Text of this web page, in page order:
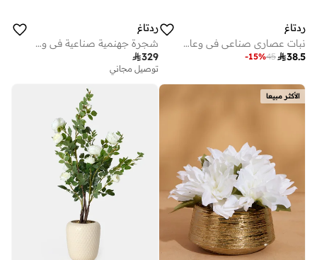
ردتاغ
نبات عصاري صناعي في وعاء بلاستيكي باللون الأخضر
38.5
45
-15%
ردتاغ
شجرة جهنمية صناعية في وعاء خزفي 115 سم
329
توصيل مجاني
الأكثر مبيعا